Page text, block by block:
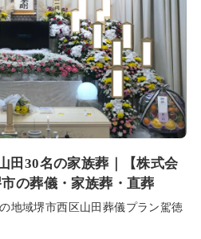
田30名の家族葬｜【株式会
の葬儀・家族葬・直葬
地域堺市西区山田葬儀プラン駕徳